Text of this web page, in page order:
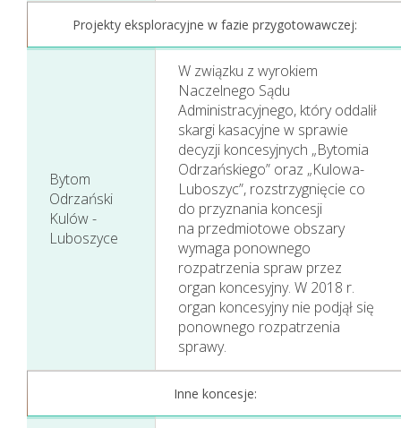
Perspektywy
Projekty eksploracyjne w fazie przygotowawczej:
Bytom
Odrzański
Kulów -
Luboszyce
W związku z wyrokiem
Naczelnego Sądu
Administracyjnego, który oddalił
skargi kasacyjne w sprawie
decyzji koncesyjnych „Bytomia
Odrzańskiego” oraz „Kulowa-
Luboszyc”, rozstrzygnięcie co
do przyznania koncesji
na przedmiotowe obszary
wymaga ponownego
rozpatrzenia spraw przez
organ koncesyjny. W 2018 r.
organ koncesyjny nie podjął się
ponownego rozpatrzenia
sprawy.
Inne koncesje: